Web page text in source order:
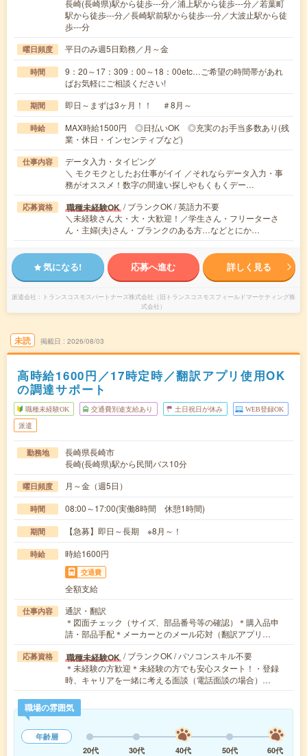
長崎(長崎県)駅から徒歩---分／浦上駅から徒歩---分／若葉町
駅から徒歩---分／長崎駅前駅から徒歩---分／大波止駅から徒
歩---分
曜日頻度 平日のみ週5日勤務／月～金
時間
9：20～17：309：00～18：00etc…ご希望の時間帯があれ
ばお気軽にご相談ください!
期間 即日～まずは3ヶ月！！ ＃8月～
時給
MAX時給1500円 ◎日払いOK ◎充実のお手当多数あり(残
業・休日・インセンティブなど)
仕事内容
データ入力・タイピング
＼ モクモクとしたお仕事がイイ ／それならデータ入力・事
務がオススメ！数字の間違い探しやもくもくデー…
応募資格 職種未経験OK / ブランクOK / 英語力不要
＼未経験さん大・大・大歓迎！／学生さん・フリーターさ
ん・主婦(夫)さん・ブランクのある方…などとにか…
気になる! 応募へ進む 詳しく見る
派遣会社
トランスコスモスパートナーズ株式会社（旧トランスコスモスフィールドマーケティング株
式会社）
未読 掲載日 2026/08/03
高時給1600円／17時定時／翻訳アプリ使用OK
の調達サポート
職種未経験OK 交通費別途支給あり 土日祝日が休み WEB登録OK
派遣
勤務地
長崎県長崎市
長崎(長崎県)駅から民間バス10分
曜日頻度 月～金（週5日）
時間 08:00～17:00(実働8時間 休憩1時間)
期間 【急募】即日～長期 ※8月～！
時給 時給1600円
交通費
全額支給
仕事内容
通訳・翻訳
＊図面チェック（サイズ、部品番号等の確認）＊購入品申
請・部品手配＊メーカーとのメール応対（翻訳アプリ…
応募資格 職種未経験OK / ブランクOK / パソコンスキル不要
＊未経験の方歓迎＊未経験の方でも安心スタート！・登録
時、キャリアを一緒に考える面談（電話面談の場合）…
職場の雰囲気
年齢層
20代
30代 40代 50代
60代